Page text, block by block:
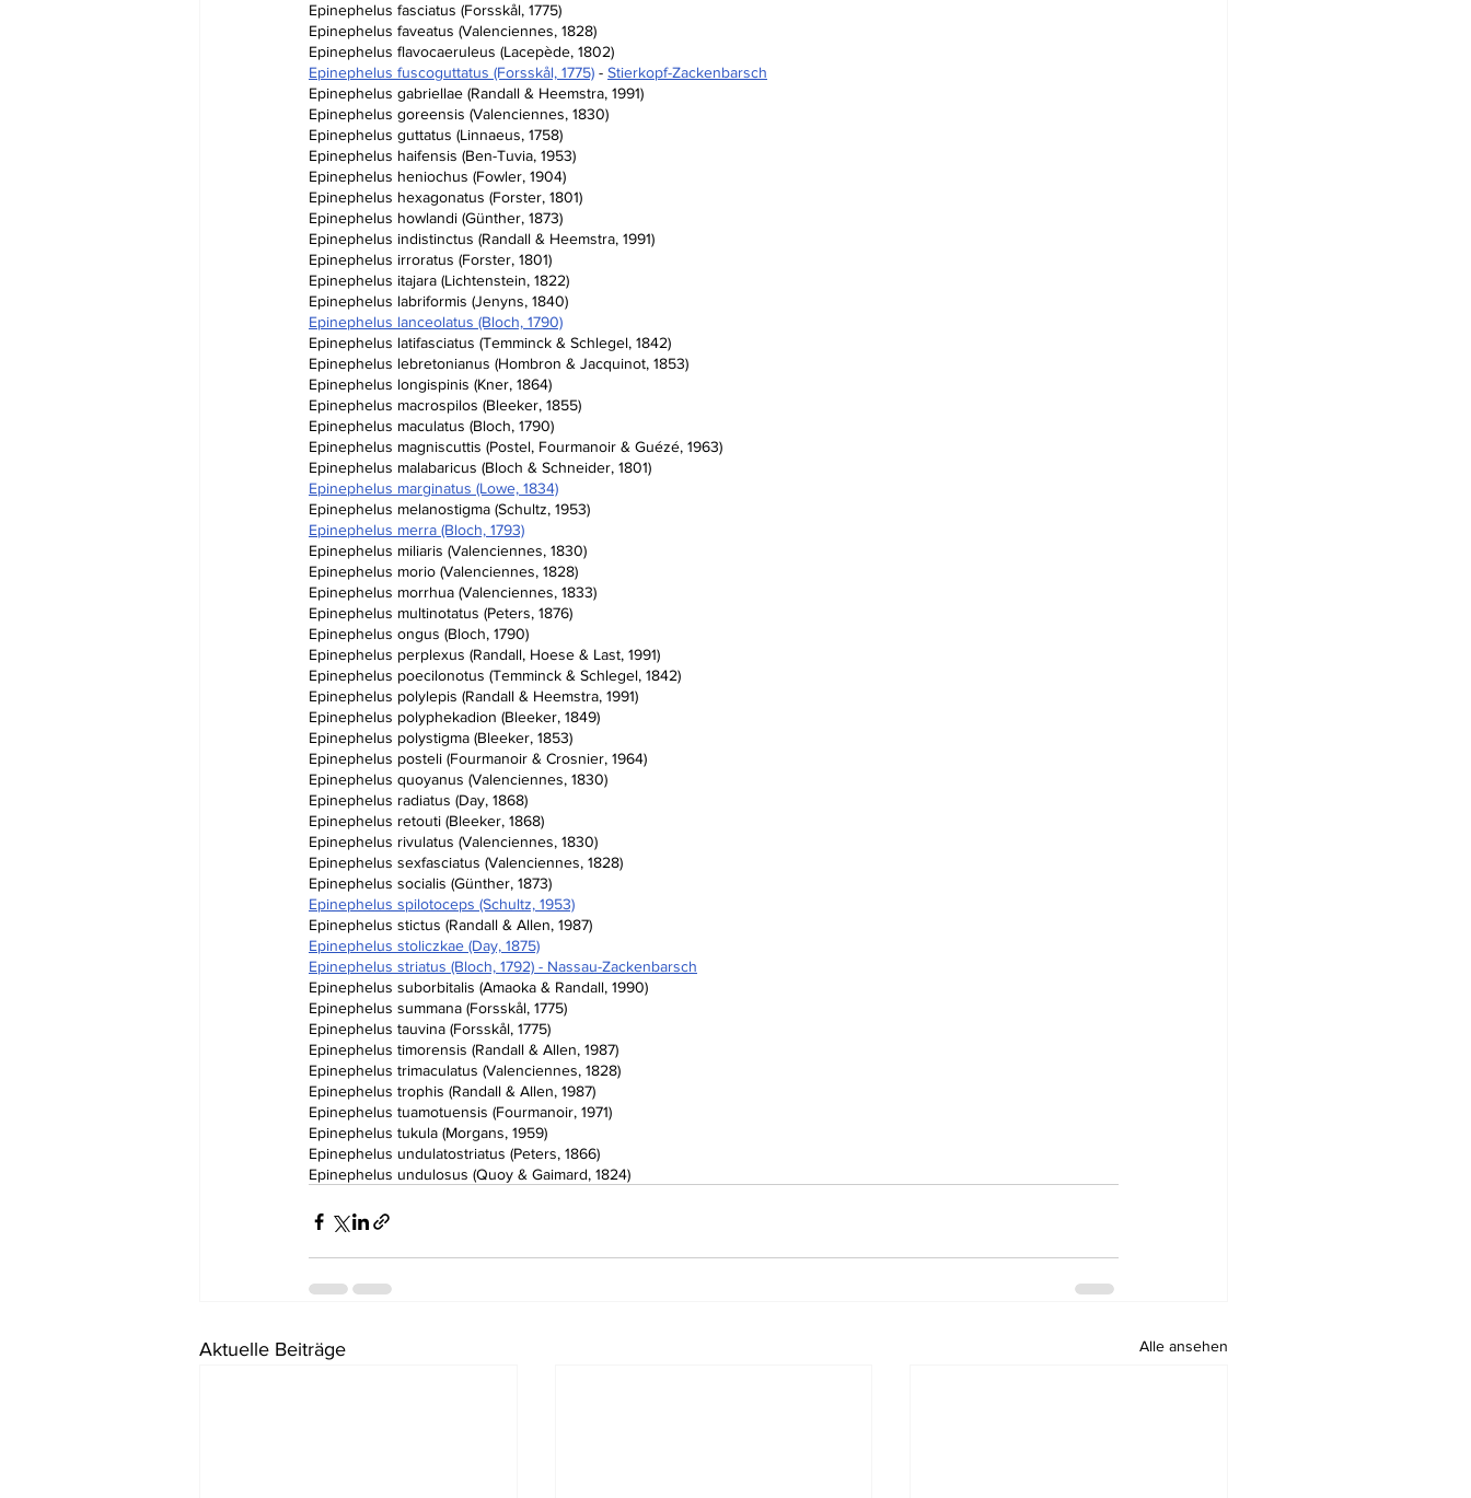
Epinephelus fasciatus (Forsskål, 1775)
Epinephelus faveatus (Valenciennes, 1828)
Epinephelus flavocaeruleus (Lacepède, 1802)
Epinephelus fuscoguttatus (Forsskål, 1775) - Stierkopf-Zackenbarsch
Epinephelus gabriellae (Randall & Heemstra, 1991)
Epinephelus goreensis (Valenciennes, 1830)
Epinephelus guttatus (Linnaeus, 1758)
Epinephelus haifensis (Ben-Tuvia, 1953)
Epinephelus heniochus (Fowler, 1904)
Epinephelus hexagonatus (Forster, 1801)
Epinephelus howlandi (Günther, 1873)
Epinephelus indistinctus (Randall & Heemstra, 1991)
Epinephelus irroratus (Forster, 1801)
Epinephelus itajara (Lichtenstein, 1822)
Epinephelus labriformis (Jenyns, 1840)
Epinephelus lanceolatus (Bloch, 1790)
Epinephelus latifasciatus (Temminck & Schlegel, 1842)
Epinephelus lebretonianus (Hombron & Jacquinot, 1853)
Epinephelus longispinis (Kner, 1864)
Epinephelus macrospilos (Bleeker, 1855)
Epinephelus maculatus (Bloch, 1790)
Epinephelus magniscuttis (Postel, Fourmanoir & Guézé, 1963)
Epinephelus malabaricus (Bloch & Schneider, 1801)
Epinephelus marginatus (Lowe, 1834)
Epinephelus melanostigma (Schultz, 1953)
Epinephelus merra (Bloch, 1793)
Epinephelus miliaris (Valenciennes, 1830)
Epinephelus morio (Valenciennes, 1828)
Epinephelus morrhua (Valenciennes, 1833)
Epinephelus multinotatus (Peters, 1876)
Epinephelus ongus (Bloch, 1790)
Epinephelus perplexus (Randall, Hoese & Last, 1991)
Epinephelus poecilonotus (Temminck & Schlegel, 1842)
Epinephelus polylepis (Randall & Heemstra, 1991)
Epinephelus polyphekadion (Bleeker, 1849)
Epinephelus polystigma (Bleeker, 1853)
Epinephelus posteli (Fourmanoir & Crosnier, 1964)
Epinephelus quoyanus (Valenciennes, 1830)
Epinephelus radiatus (Day, 1868)
Epinephelus retouti (Bleeker, 1868)
Epinephelus rivulatus (Valenciennes, 1830)
Epinephelus sexfasciatus (Valenciennes, 1828)
Epinephelus socialis (Günther, 1873)
Epinephelus spilotoceps (Schultz, 1953)
Epinephelus stictus (Randall & Allen, 1987)
Epinephelus stoliczkae (Day, 1875)
Epinephelus striatus (Bloch, 1792) - Nassau-Zackenbarsch
Epinephelus suborbitalis (Amaoka & Randall, 1990)
Epinephelus summana (Forsskål, 1775)
Epinephelus tauvina (Forsskål, 1775)
Epinephelus timorensis (Randall & Allen, 1987)
Epinephelus trimaculatus (Valenciennes, 1828)
Epinephelus trophis (Randall & Allen, 1987)
Epinephelus tuamotuensis (Fourmanoir, 1971)
Epinephelus tukula (Morgans, 1959)
Epinephelus undulatostriatus (Peters, 1866)
Epinephelus undulosus (Quoy & Gaimard, 1824)
Aktuelle Beiträge Alle ansehen